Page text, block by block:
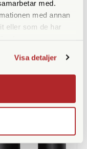
med.
med annan
eller som de har
Visa detaljer
i lager
SEK